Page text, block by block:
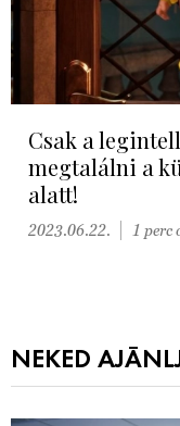
Csak a
megtalálni a
alatt!
2023.06.22. 1 perc
NEKED